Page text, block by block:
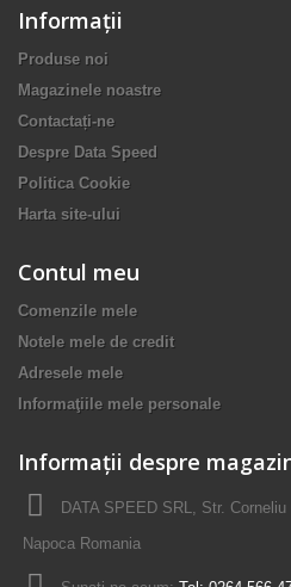
Informaţii
Produse noi
Magazinele noastre
Contactați-ne
Despre Data Speed
Politica Cookie
Harta site-ului
Contul meu
Comenzile mele
Notele mele de credit
Adresele mele
Informaţiile mele personale
Informații despre
DATA SPEED SRL, Str.
Napoca Romania